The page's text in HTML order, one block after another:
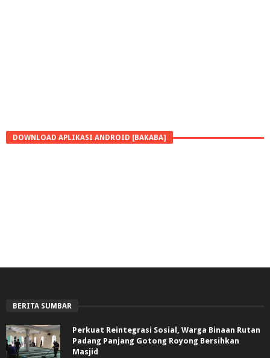
DOWNLOAD APLIKASI ANDROID [BAKABA]
BERITA SUMBAR
Perkuat Reintegrasi Sosial, Warga Binaan Rutan
Padang Panjang Gotong Royong Bersihkan
Masjid